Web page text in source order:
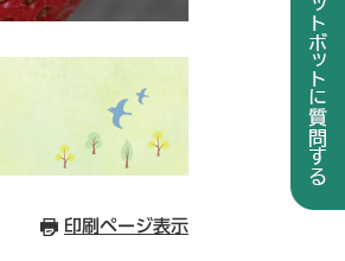
印刷ページ表示